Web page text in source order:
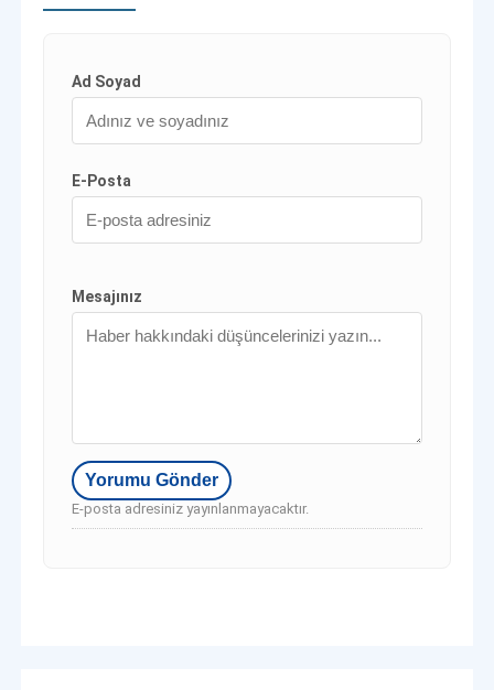
Ad Soyad
E-Posta
Mesajınız
E-posta adresiniz yayınlanmayacaktır.